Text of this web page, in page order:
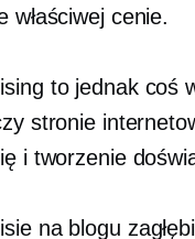
właściwej cenie.
to jednak coś
stronie
i tworzenie
na blogu